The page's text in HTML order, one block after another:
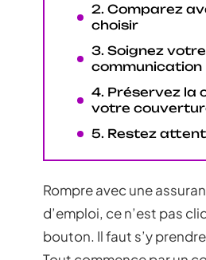
2. Comparez
choisir
3. Soignez votre
communication
4. Préservez la
votre
5. Restez
Rompre avec une
d’emploi, ce n’est pas
bouton. Il faut s’y